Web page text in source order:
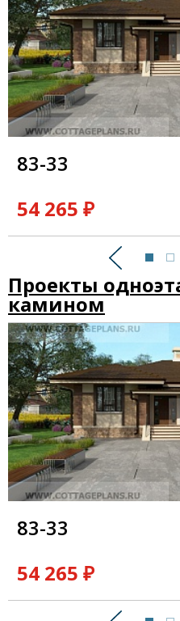
83-33
54 265 ₽
Проекты
камином
83-33
54 265 ₽